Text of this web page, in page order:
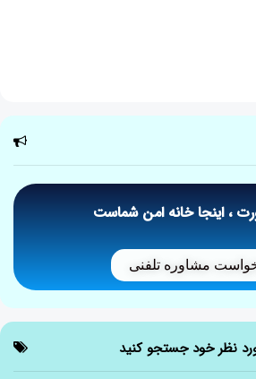
، اینجا خانه امن شماست
مشاوره تلفنی
نظر خود جستجو کنید